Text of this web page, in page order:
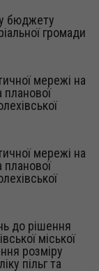
бюджету
громади
мережі на
планової
мережі на
планової
до рішення
міської
розміру
пільг та